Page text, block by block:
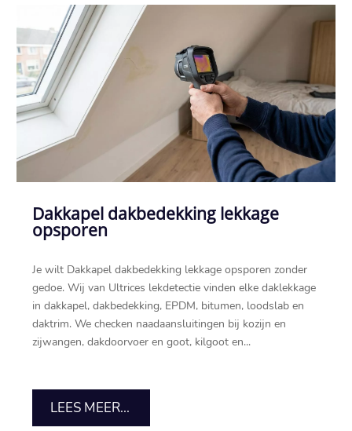
Dakkapel dakbedekking lekkage
opsporen
Je wilt Dakkapel dakbedekking lekkage opsporen zonder
gedoe.​ Wij van Ultrices lekdetectie vinden elke daklekkage
in dakkapel, dakbedekking, EPDM, bitumen, loodslab en
daktrim.​ We checken naadaansluitingen bij kozijn en
zijwangen, dakdoorvoer en goot, kilgoot en...
LEES MEER...